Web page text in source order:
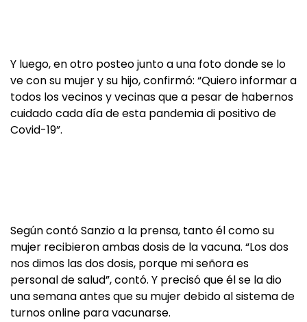
Y luego, en otro posteo junto a una foto donde se lo
ve con su mujer y su hijo, confirmó: “Quiero informar a
todos los vecinos y vecinas que a pesar de habernos
cuidado cada día de esta pandemia di positivo de
Covid-19”.
Según contó Sanzio a la prensa, tanto él como su
mujer recibieron ambas dosis de la vacuna. “Los dos
nos dimos las dos dosis, porque mi señora es
personal de salud”, contó. Y precisó que él se la dio
una semana antes que su mujer debido al sistema de
turnos online para vacunarse.